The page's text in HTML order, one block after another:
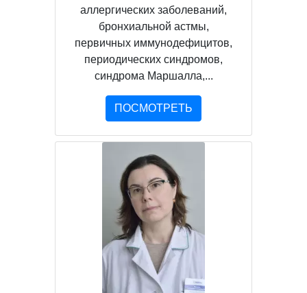
аллергических заболеваний,
бронхиальной астмы,
первичных иммунодефицитов,
периодических синдромов,
синдрома Маршалла,...
ПОСМОТРЕТЬ